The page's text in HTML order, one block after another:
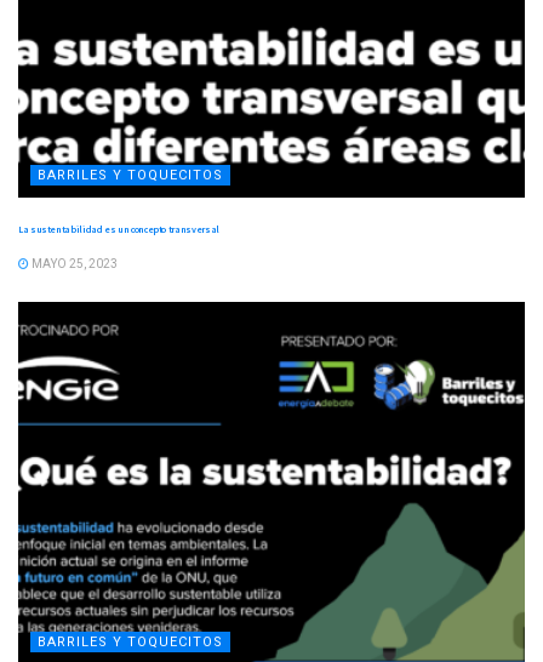
BARRILES Y TOQUECITOS
La sustentabilidad es un concepto transversal
MAYO 25, 2023
BARRILES Y TOQUECITOS